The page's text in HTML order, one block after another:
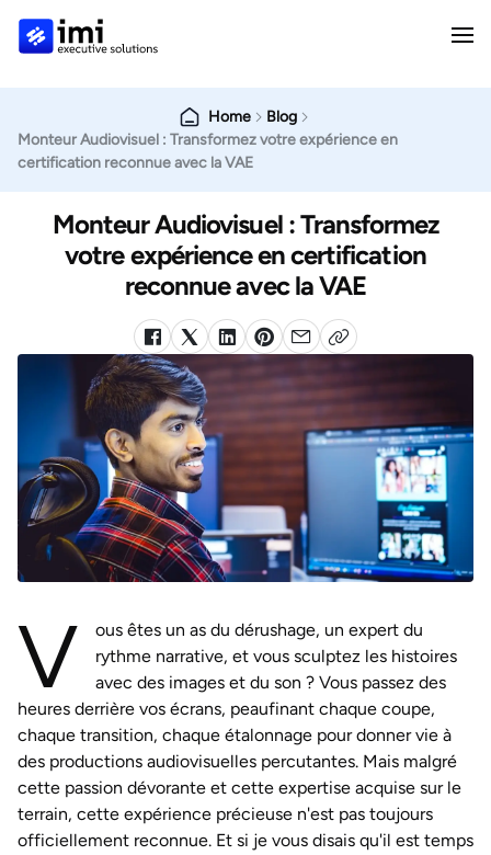
Home
Blog
Monteur Audiovisuel : Transformez votre expérience en
certification reconnue avec la VAE
Monteur Audiovisuel : Transformez
votre expérience en certification
reconnue avec la VAE
V
ous êtes un as du dérushage, un expert du
rythme narrative, et vous sculptez les histoires
avec des images et du son ? Vous passez des
heures derrière vos écrans, peaufinant chaque coupe,
chaque transition, chaque étalonnage pour donner vie à
des productions audiovisuelles percutantes. Mais malgré
cette passion dévorante et cette expertise acquise sur le
terrain, cette expérience précieuse n'est pas toujours
officiellement reconnue. Et si je vous disais qu'il est temps